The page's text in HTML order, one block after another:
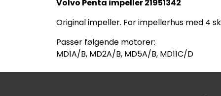
Volvo Penta impeller 21951342
Original impeller. For impellerhus med 4
Passer følgende motorer:
MD1A/B, MD2A/B, MD5A/B, MD11C/D